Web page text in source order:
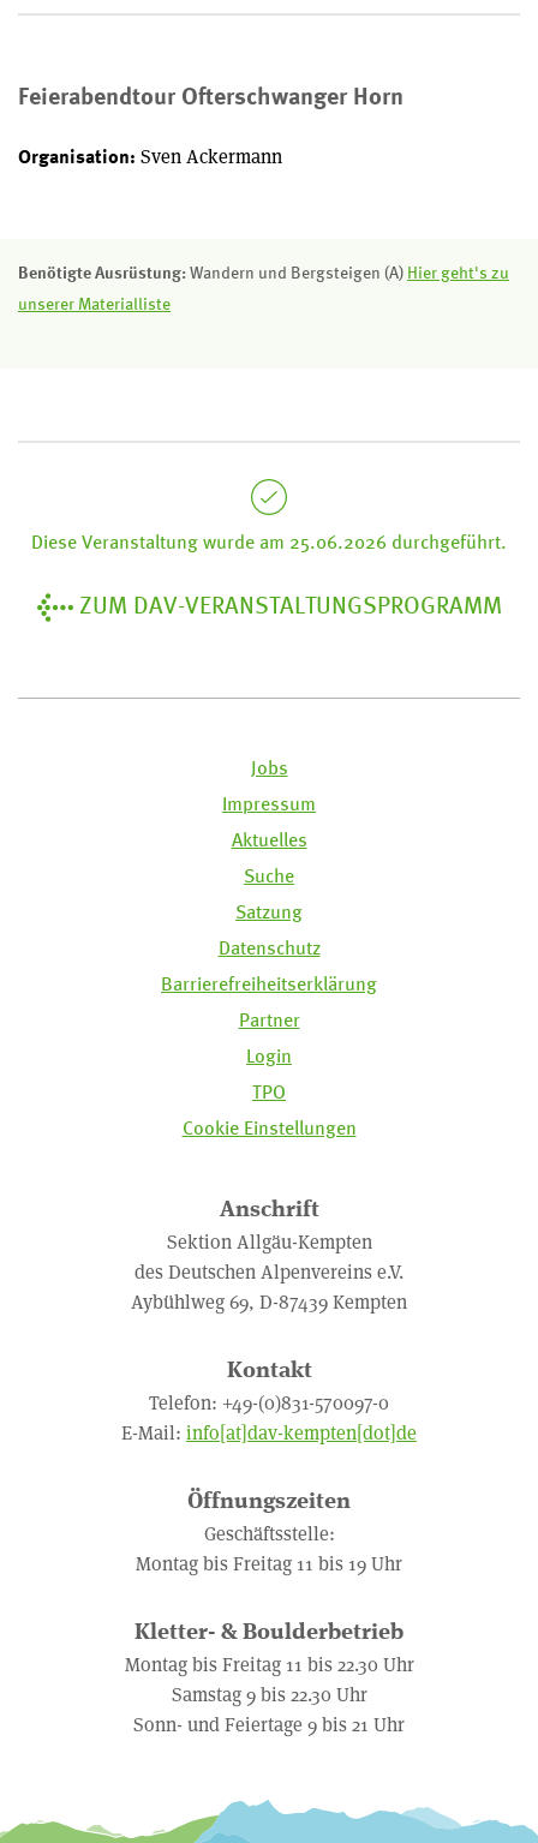
Feierabendtour Ofterschwanger Horn
Organisation: Sven Ackermann
Benötigte Ausrüstung:Wandern und Bergsteigen (A) Hier geht's zu
unserer Materialliste
Diese Veranstaltung wurde am 25.06.2026 durchgeführt.
ZUM DAV-VERANSTALTUNGSPROGRAMM
Jobs
Impressum
Aktuelles
Suche
Satzung
Datenschutz
Barrierefreiheitserklärung
Partner
Login
TPO
Cookie Einstellungen
Anschrift
Sektion Allgäu-Kempten
des Deutschen Alpenvereins e.V.
Aybühlweg 69, D-87439 Kempten
Kontakt
Telefon: +49-(0)831-570097-0
E-Mail: info[at]dav-kempten[dot]de
Öffnungszeiten
Geschäftsstelle:
Montag bis Freitag 11 bis 19 Uhr
Kletter- & Boulderbetrieb
Montag bis Freitag 11 bis 22.30 Uhr
Samstag 9 bis 22.30 Uhr
Sonn- und Feiertage 9 bis 21 Uhr